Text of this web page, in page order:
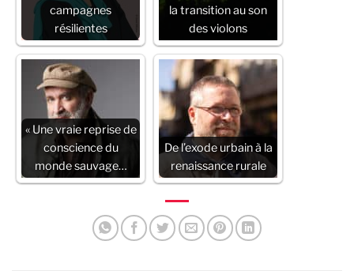
campagnes
résilientes
la transition au son
des violons
« Une vraie reprise de
conscience du
monde sauvage…
De l’exode urbain à la
renaissance rurale